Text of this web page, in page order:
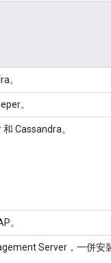
。
。
Cassandra。
。
Server，一併安